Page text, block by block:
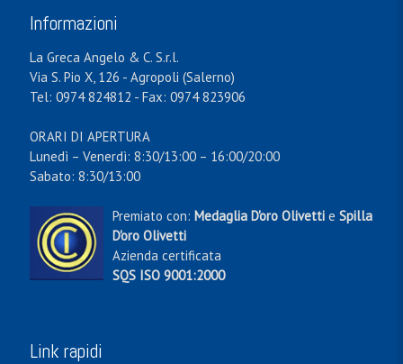
Informazioni
La Greca Angelo & C. S.r.l.
Via S. Pio X, 126 - Agropoli (Salerno)
Tel: 0974 824812 - Fax: 0974 823906
ORARI DI APERTURA
Lunedì – Venerdì: 8:30/13:00 – 16:00/20:00
Sabato: 8:30/13:00
Premiato con: Medaglia D'oro Olivetti e Spilla
D'oro Olivetti
Azienda certificata
SQS ISO 9001:2000
Link rapidi